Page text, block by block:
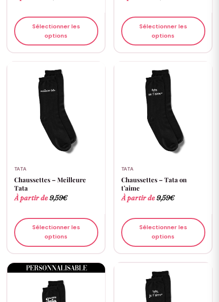
Sélectionner les
options
Sélectionner les
options
TATA
Chaussettes – Meilleure
Tata
À partir de9,59€
Sélectionner les
options
TATA
Chaussettes – Tata on
t’aime
À partir de9,59€
Sélectionner les
options